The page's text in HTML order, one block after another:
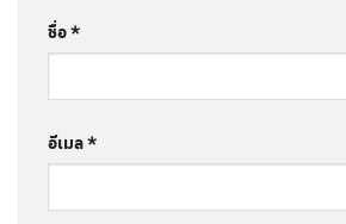
ชื่อ*
อีเมล*